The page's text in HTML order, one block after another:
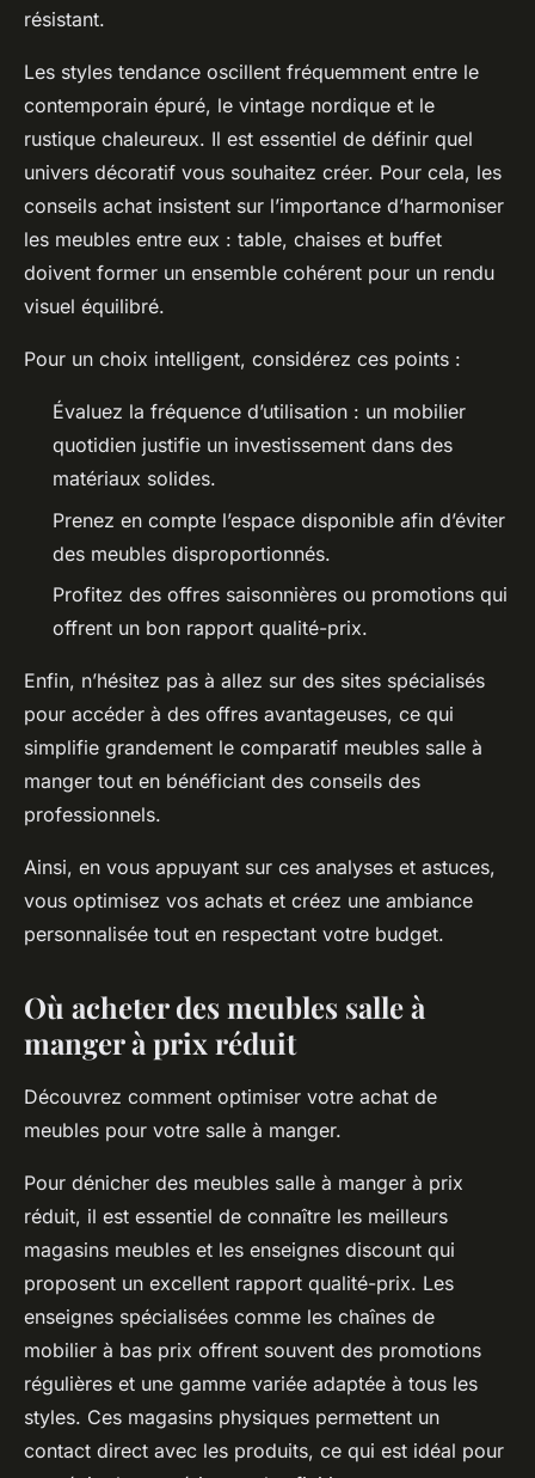
résistant.
Les styles tendance oscillent fréquemment entre le
contemporain épuré, le vintage nordique et le
rustique chaleureux. Il est essentiel de définir quel
univers décoratif vous souhaitez créer. Pour cela, les
conseils achat insistent sur l’importance d’harmoniser
les meubles entre eux : table, chaises et buffet
doivent former un ensemble cohérent pour un rendu
visuel équilibré.
Pour un choix intelligent, considérez ces points :
Évaluez la fréquence d’utilisation : un mobilier
quotidien justifie un investissement dans des
matériaux solides.
Prenez en compte l’espace disponible afin d’éviter
des meubles disproportionnés.
Profitez des offres saisonnières ou promotions qui
offrent un bon rapport qualité-prix.
Enfin, n’hésitez pas à allez sur des sites spécialisés
pour accéder à des offres avantageuses, ce qui
simplifie grandement le comparatif meubles salle à
manger tout en bénéficiant des conseils des
professionnels.
Ainsi, en vous appuyant sur ces analyses et astuces,
vous optimisez vos achats et créez une ambiance
personnalisée tout en respectant votre budget.
Où acheter des meubles salle à
manger à prix réduit
Découvrez comment optimiser votre achat de
meubles pour votre salle à manger.
Pour dénicher des meubles salle à manger à prix
réduit, il est essentiel de connaître les meilleurs
magasins meubles et les enseignes discount qui
proposent un excellent rapport qualité-prix. Les
enseignes spécialisées comme les chaînes de
mobilier à bas prix offrent souvent des promotions
régulières et une gamme variée adaptée à tous les
styles. Ces magasins physiques permettent un
contact direct avec les produits, ce qui est idéal pour